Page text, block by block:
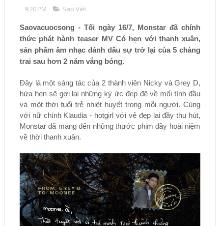
9:20 PM Sao Việt
Saovacuocsong - Tối ngày 16/7, Monstar đã chính
thức phát hành teaser MV Có hẹn với thanh xuân,
sản phẩm âm nhạc đánh dấu sự trở lại của 5 chàng
trai sau hơn 2 năm vắng bóng.
Đây là một sáng tác của 2 thành viên Nicky và Grey D,
hứa hẹn sẽ gợi lại những ký ức đẹp đẽ về mối tình đầu
và một thời tuổi trẻ nhiệt huyết trong mỗi người. Cùng
với nữ chính Klaudia - hotgirl với vẻ đẹp lai đầy thu hút,
Monstar đã mang đến những thước phim đầy hoài niệm
về thời thanh xuân.